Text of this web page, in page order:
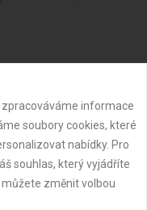
21:27:23
informace
soubory cookies, které
nabídky. Pro
souhlas, který vyjádříte
můžete změnit volbou